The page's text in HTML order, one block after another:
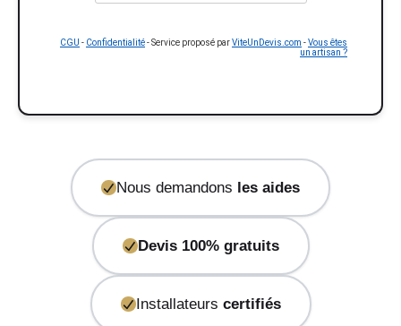
CGU - Confidentialité- Service proposé parViteUnDevis.com -Vous êtes
un artisan ?
Nous demandons les aides
Devis 100% gratuits
Installateurs certifiés